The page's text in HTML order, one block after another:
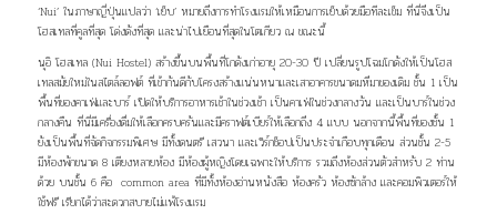
‘Nui’ ในภาษาญี่ปุ่นแปลว่า ‘เย็บ’ หมายถึงการทำโรงแรมให้เหมือนการเย็บด้วยมือทีละเข็ม ที่นี่จึงเป็น
โฮสเทลที่คูลที่สุดโด่งดังที่สุด และน่าไปเยือนที่สุดในโตเกียว ณ ขณะนี้
นุอิ โฮสเทล (Nui Hostel) สร้างขึ้นบนพื้นที่โกดังเก่าอายุ 20-30 ปี เปลี่ยนรูปโฉมโกดังให้เป็นโฮส
เทลสมัยใหม่ในสไตล์ลอฟต์ ที่เข้ากันดีกับโครงสร้างแน่นหนาและเสาอาคารขนาดมหึมาของเดิม ชั้น 1 เป็น
พื้นที่ของคาเฟ่และบาร์ เปิดให้บริการอาหารเช้าในช่วงเช้า เป็นคาเฟ่ในช่วงกลางวัน และเป็นบาร์ในช่วง
กลางคืน ที่นี่มีเครื่องดื่มให้เลือกครบครันและมีคราฟต์เบียร์ให้เลือกถึง 4 แบบ นอกจากนี้พื้นที่ของชั้น 1
ยังเป็นพื้นที่จัดกิจกรรมพิเศษ มีทั้งดนตรี เสวนา และเวิร์กช็อปเป็นประจำเกือบทุกเดือน ส่วนชั้น 2-5
มีห้องพักขนาด 8 เตียงหลายห้อง มีห้องผู้หญิงโดยเฉพาะให้บริการ รวมถึงห้องส่วนตัวสำหรับ 2 ท่าน
ด้วย บนชั้น 6 คือ common area ที่มีทั้งห้องอ่านหนังสือ ห้องครัว ห้องซักล้าง และคอมพิวเตอร์ให้
ใช้ฟรีเรียกได้ว่าสะดวกสบายไม่แพ้โรงแรม